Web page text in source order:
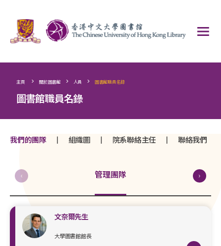
主頁 > 關於圖書館 > 人員 > 圖書館職員名錄
圖書館職員名錄
我們的團隊 | 組織圖 | 院系聯絡主任 | 聯絡我們
管理團隊
文奈爾先生
大學圖書館館長